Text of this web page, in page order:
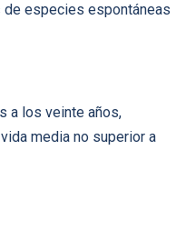
de especies espontáneas
a los veinte años,
media no superior a